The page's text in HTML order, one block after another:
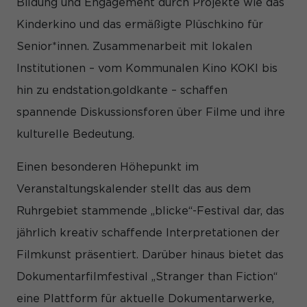
Bildung und Engagement durch Projekte wie das
Kinderkino und das ermäßigte Plüschkino für
Senior*innen. Zusammenarbeit mit lokalen
Institutionen – vom Kommunalen Kino KOKI bis
hin zu endstation.goldkante – schaffen
spannende Diskussionsforen über Filme und ihre
kulturelle Bedeutung.
Einen besonderen Höhepunkt im
Veranstaltungskalender stellt das aus dem
Ruhrgebiet stammende „blicke“-Festival dar, das
jährlich kreativ schaffende Interpretationen der
Filmkunst präsentiert. Darüber hinaus bietet das
Dokumentarfilmfestival „Stranger than Fiction“
eine Plattform für aktuelle Dokumentarwerke,
und Inhalte oder Anzeigen- und Inhaltsmessung. Weitere
Informationen über die Verwendung Ihrer Daten finden Sie in
unserer Datenschutzerklärung.
Hier finden Sie eine Übersicht über alle verwendeten
geben oder sich weitere Informationen anzeigen lassen und
Alle akzeptieren Speichern
Zurück
Datenschutzeinstellungen
sind für die einwandfreie Funktion der Website erforderlich.
Cookie-Informationen anzeigen
Statistiken (1)
Statistik Cookies erfassen Informationen anonym. Diese